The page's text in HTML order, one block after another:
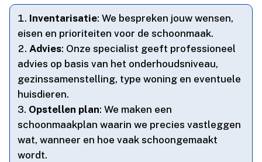
Inventarisatie: We bespreken jouw wensen,
eisen en prioriteiten voor de schoonmaak.​
Advies: Onze specialist geeft professioneel
advies op basis van het onderhoudsniveau,
gezinssamenstelling, type woning en eventuele
huisdieren.​
Opstellen plan: We maken een
schoonmaakplan waarin we precies vastleggen
wat, wanneer en hoe vaak schoongemaakt
wordt.​